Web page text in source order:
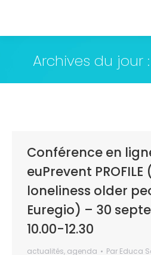
Archives du jour :
Conférence en
euPrevent
loneliness older
Euregio) – 30
10.00-12.30
actualités, agenda Par Educa